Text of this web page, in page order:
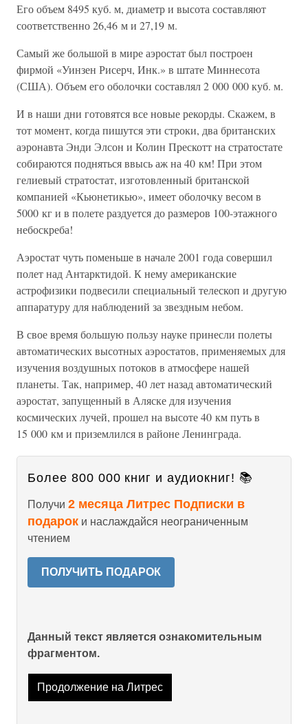
Его объем 8495 куб. м, диаметр и высота составляют
соответственно 26,46 м и 27,19 м.
Самый же большой в мире аэростат был построен
фирмой «Уинзен Рисерч, Инк.» в штате Миннесота
(США). Объем его оболочки составлял 2 000 000 куб. м.
И в наши дни готовятся все новые рекорды. Скажем, в
тот момент, когда пишутся эти строки, два британских
аэронавта Энди Элсон и Колин Прескотт на стратостате
собираются подняться ввысь аж на 40 км! При этом
гелиевый стратостат, изготовленный британской
компанией «Кьюнетикью», имеет оболочку весом в
5000 кг и в полете раздуется до размеров 100-этажного
небоскреба!
Аэростат чуть поменьше в начале 2001 года совершил
полет над Антарктидой. К нему американские
астрофизики подвесили специальный телескоп и другую
аппаратуру для наблюдений за звездным небом.
В свое время большую пользу науке принесли полеты
автоматических высотных аэростатов, применяемых для
изучения воздушных потоков в атмосфере нашей
планеты. Так, например, 40 лет назад автоматический
аэростат, запущенный в Аляске для изучения
космических лучей, прошел на высоте 40 км путь в
15 000 км и приземлился в районе Ленинграда.
Более 800 000 книг и аудиокниг! 📚
Получи 2 месяца Литрес Подписки в
подарок и наслаждайся неограниченным
чтением
ПОЛУЧИТЬ ПОДАРОК
Данный текст является ознакомительным
фрагментом.
Продолжение на Литрес